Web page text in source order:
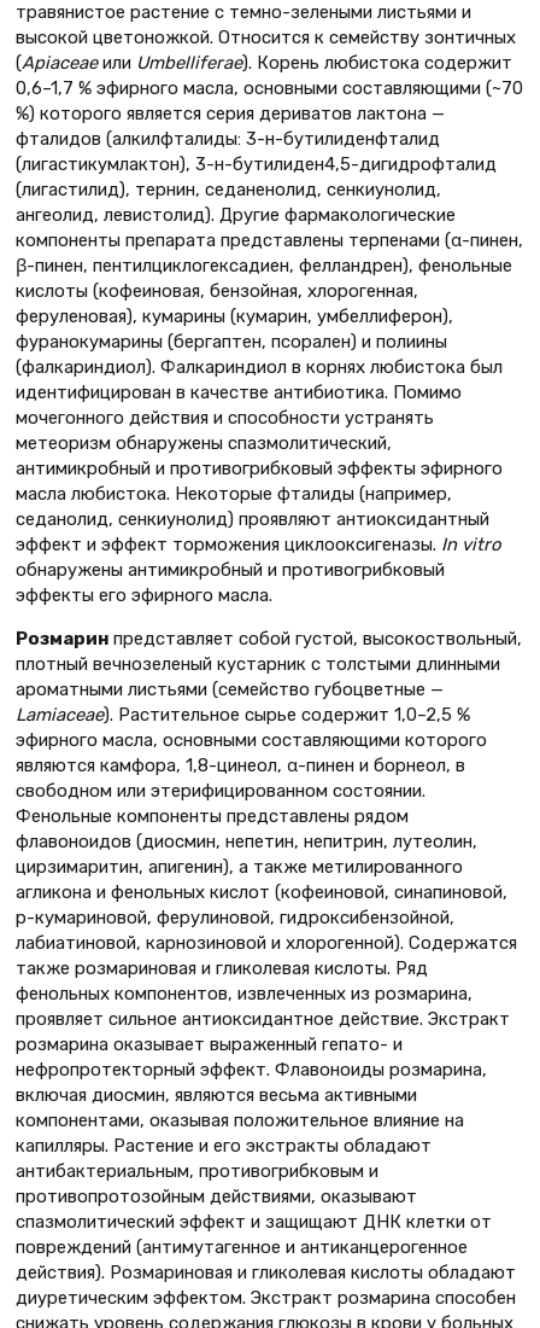
тра­вянистое растение с темно-зелеными листьями и
высокой цветоножкой. Относится к семейству зонтичных
(Apiaceaeили Umbelliferae). Корень любистока содержит
0,6–1,7 % эфирного масла, основными составляющими (~70
%) которого является серия дериватов лактона —
фталидов (алкилфталиды: 3-н-бутилиденфталид
(лигастикумлактон), 3-н-бутилиден­4,5-дигидрофталид
(лигастилид), тернин, седаненолид, сенкиунолид,
ангеолид, левистолид). Другие фармакологические
компоненты препарата представлены терпенами (α-пинен,
β-пинен, пентилциклогексадиен, фелландрен), фенольные
кислоты (кофеиновая, бензойная, хлорогенная,
феруленовая), кумарины (кумарин, умбеллиферон),
фуранокумарины (бергаптен, псорален) и полиины
(фалкариндиол). Фалкариндиол в корнях любистока был
идентифицирован в качестве антибиотика. Помимо
мочегонного действия и способности устранять
метеоризм обнаружены спазмолитический,
антимикробный и противогрибковый эффекты эфирного
масла любистока. Некоторые фталиды (например,
седанолид, сенкиунолид) проявляют антиоксидантный
эффект и эффект торможения циклооксигеназы. In vitro
обнаружены антимикробный и противогрибковый
эффекты его эфирного масла.
Розмарин представляет собой густой, высокоствольный,
плотный вечнозеленый кустарник с толстыми длинными
ароматными листьями (семейство губоцветные —
Lamiaceae). Растительное сырье содержит 1,0–2,5 %
эфирного масла, основными составляющими которого
являются камфора, 1,8-цинеол, α-пинен и борнеол, в
свободном или этерифицированном состоянии.
Фенольные компоненты представлены рядом
флавоноидов (диосмин, непетин, непитрин, лутеолин,
цирзимаритин, апигенин), а также метилированного
агликона и фенольных кислот (кофеиновой, синапиновой,
p-кумариновой, ферулиновой, гидроксибензойной,
лабиатиновой, карнозиновой и хлорогенной). Содержатся
также розмариновая и гликолевая кислоты. Ряд
фенольных компонентов, извлеченных из розмарина,
проявляет сильное антиоксидантное действие. Экстракт
розмарина оказывает выраженный гепато- и
нефропротекторный эффект. Флавоноиды розмарина,
включая диосмин, являются весьма активными
компонентами, оказывая положительное влияние на
капилляры. Растение и его экстракты обладают
антибактериальным, противогрибковым и
противопротозойным действиями, оказывают
спазмолитический эффект и защищают ДНК клетки от
повреждений (антимутагенное и антиканцерогенное
действия). Розмариновая и гликолевая кислоты обладают
диуретическим эффектом. Экстракт розмарина способен
снижать уровень содержания глюкозы в крови у больных